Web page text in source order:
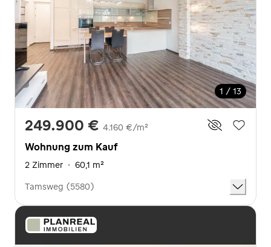
1 / 13
249.900 € 4.160 €/m²
Wohnung zum Kauf
2 Zimmer · 60,1 m²
Tamsweg (5580)